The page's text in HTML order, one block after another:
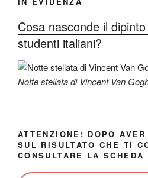
Cosa nasconde il
studenti italiani?
Notte stellata di Vincent Van
ATTENZIONE! DOPO
SUL RISULTATO CHE TI
CONSULTARE LA SCHEDA